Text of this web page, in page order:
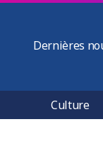
Dernières
Culture